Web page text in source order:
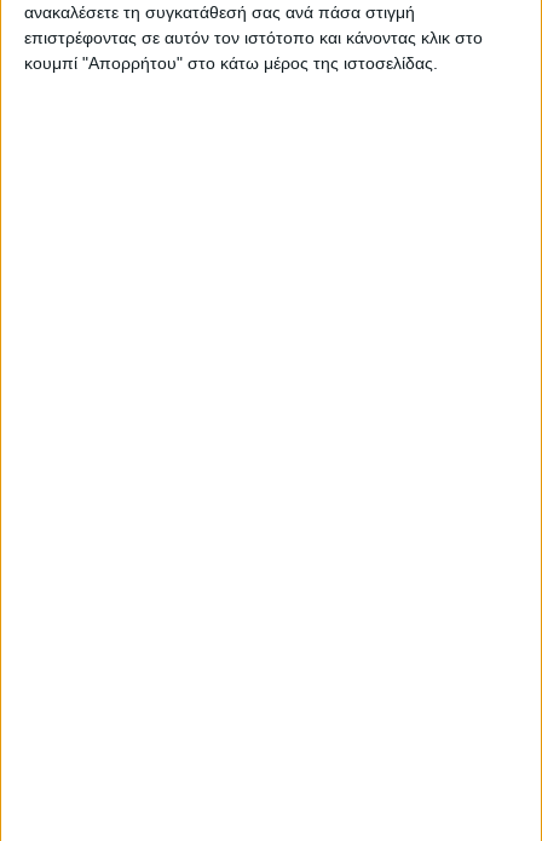
ανακαλέσετε τη συγκατάθεσή σας ανά πάσα στιγμή
επιστρέφοντας σε αυτόν τον ιστότοπο και κάνοντας κλικ στο
κουμπί "Απορρήτου" στο κάτω μέρος της ιστοσελίδας.
Εμείς ως κτηνοτρόφοι είμαστε έτοιμοι να
ακολουθήσουμε όλες τις οδηγίες και τα
μέτρα, αλλά θέλουμε να ξέρουμε γιατί δεν